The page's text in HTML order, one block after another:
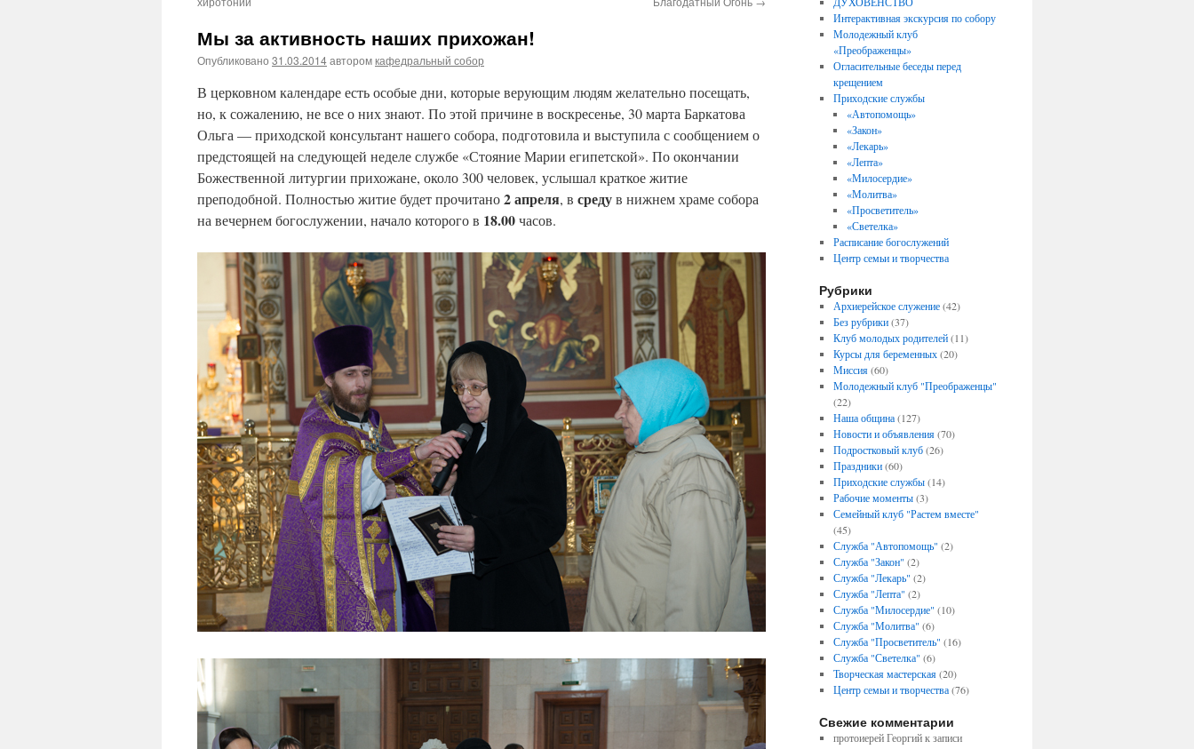
Мы за активность наших прихожан!
Опубликовано 31.03.2014авторомкафедральный собор
В церковном календаре есть особые дни, которые верующим людям желательно посещать,
но, к сожалению, не все о них знают. По этой причине в воскресенье, 30 марта Баркатова
Ольга — приходской консультант нашего собора, подготовила и выступила с сообщением о
предстоящей на следующей неделе службе «Стояние Марии египетской». По окончании
Божественной литургии прихожане, около 300 человек, услышал краткое житие
преподобной. Полностью житие будет прочитано2 апреля, в средув нижнем храме собора
на вечернем богослужении, начало которого в 18.00часов.
Интерактивная экскурсия по собору
Молодежный клуб
«Преображенцы»
Огласительные беседы перед
крещением
Приходские службы
«Автопомощь»
«Закон»
«Лекарь»
«Лепта»
«Милосердие»
«Молитва»
«Просветитель»
«Светелка»
Расписание богослужений
Центр семьи и творчества
Рубрики
Архиерейское служение(42)
Без рубрики(37)
Клуб молодых родителей(11)
Курсы для беременных(20)
Миссия(60)
Молодежный клуб "Преображенцы"
(22)
Наша община(127)
Новости и объявления(70)
Подростковый клуб(26)
Праздники(60)
Приходские службы(14)
Рабочие моменты(3)
Семейный клуб "Растем вместе"
(45)
Служба "Автопомощь" (2)
Служба "Закон" (2)
Служба "Лекарь" (2)
Служба "Лепта" (2)
Служба "Милосердие" (10)
Служба "Молитва" (6)
Служба "Просветитель" (16)
Служба "Светелка" (6)
Творческая мастерская(20)
Центр семьи и творчества(76)
Свежие комментарии
протоиерей Георгийк записи